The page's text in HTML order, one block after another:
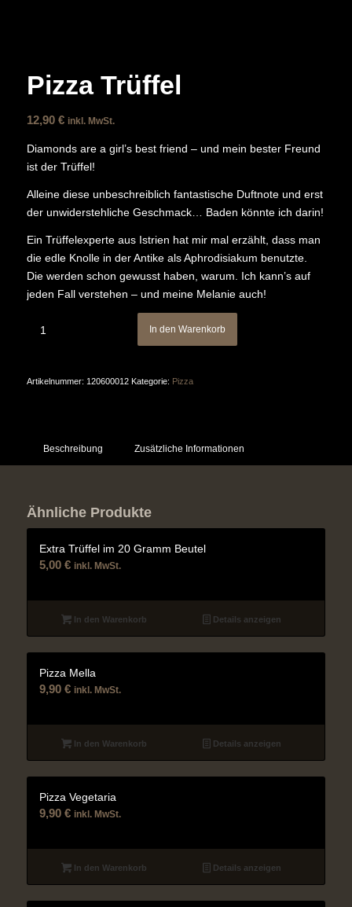
Pizza Trüffel
12,90 € inkl. MwSt.
Diamonds are a girl’s best friend – und mein bester Freund
ist der Trüffel!
Alleine diese unbeschreiblich fantastische Duftnote und erst
der unwiderstehliche Geschmack… Baden könnte ich darin!
Ein Trüffelexperte aus Istrien hat mir mal erzählt, dass man
die edle Knolle in der Antike als Aphrodisiakum benutzte.
Die werden schon gewusst haben, warum. Ich kann’s auf
jeden Fall verstehen – und meine Melanie auch!
In den Warenkorb
Artikelnummer: 120600012 Kategorie: Pizza
Beschreibung Zusätzliche Informationen
Ähnliche Produkte
Extra Trüffel im 20 Gramm Beutel
5,00 € inkl. MwSt.
In den Warenkorb Details anzeigen
Pizza Mella
9,90 € inkl. MwSt.
In den Warenkorb Details anzeigen
Pizza Vegetaria
9,90 € inkl. MwSt.
In den Warenkorb Details anzeigen